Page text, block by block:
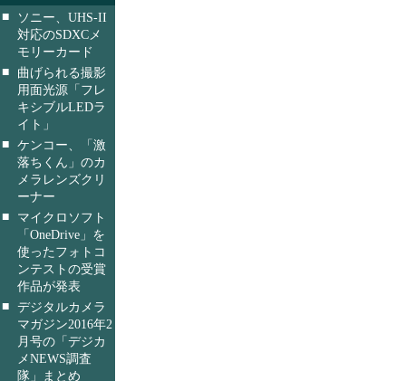
■
ソニー、UHS-II
対応のSDXCメ
モリーカード
■
曲げられる撮影
用面光源「フレ
キシブルLEDラ
イト」
■ ケンコー、「激
落ちくん」のカ
メラレンズクリ
ーナー
■
マイクロソフト
「OneDrive」を
使ったフォトコ
ンテストの受賞
作品が発表
■ デジタルカメラ
マガジン2016年2
月号の「デジカ
メNEWS調査
隊」まとめ